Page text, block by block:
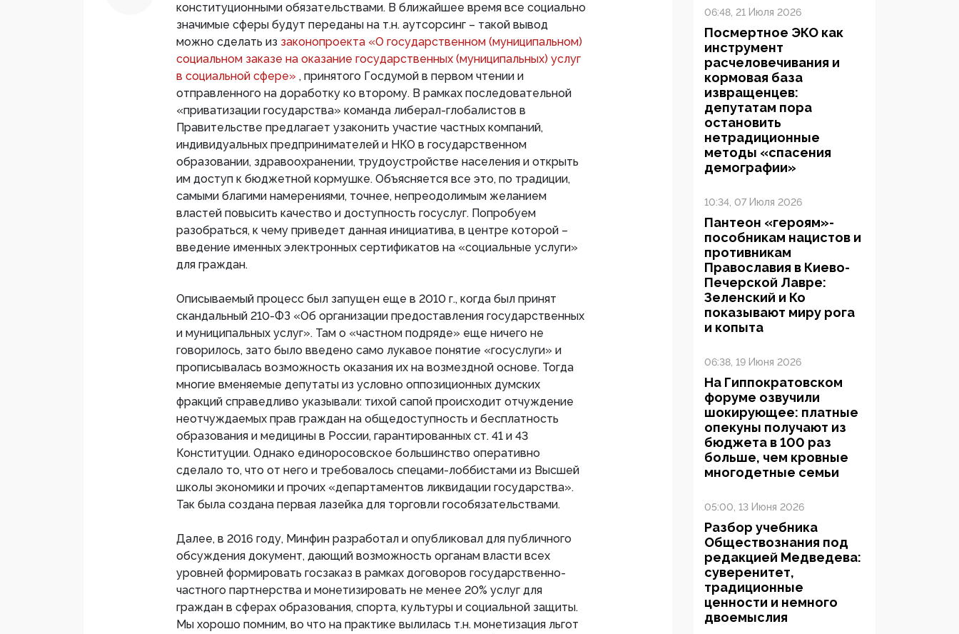
конституционными обязательствами. В ближайшее время все социально
значимые сферы будут переданы на т.н. аутсорсинг – такой вывод
можно сделать из законопроекта «О государственном (муниципальном)
социальном заказе на оказание государственных (муниципальных) услуг
в социальной сфере» , принятого Госдумой в первом чтении и
отправленного на доработку ко второму. В рамках последовательной
«приватизации государства» команда либерал-глобалистов в
Правительстве предлагает узаконить участие частных компаний,
индивидуальных предпринимателей и НКО в государственном
образовании, здравоохранении, трудоустройстве населения и открыть
им доступ к бюджетной кормушке. Объясняется все это, по традиции,
самыми благими намерениями, точнее, непреодолимым желанием
властей повысить качество и доступность госуслуг. Попробуем
разобраться, к чему приведет данная инициатива, в центре которой –
введение именных электронных сертификатов на «социальные услуги»
для граждан.
Описываемый процесс был запущен еще в 2010 г., когда был принят
скандальный 210-ФЗ «Об организации предоставления государственных
и муниципальных услуг». Там о «частном подряде» еще ничего не
говорилось, зато было введено само лукавое понятие «госуслуги» и
прописывалась возможность оказания их на возмездной основе. Тогда
многие вменяемые депутаты из условно оппозиционных думских
фракций справедливо указывали: тихой сапой происходит отчуждение
неотчуждаемых прав граждан на общедоступность и бесплатность
образования и медицины в России, гарантированных ст. 41 и 43
Конституции. Однако единоросовское большинство оперативно
сделало то, что от него и требовалось спецами-лоббистами из Высшей
школы экономики и прочих «департаментов ликвидации государства».
Так была создана первая лазейка для торговли гособязательствами.
Далее, в 2016 году, Минфин разработал и опубликовал для публичного
обсуждения документ, дающий возможность органам власти всех
уровней формировать госзаказ в рамках договоров государственно-
частного партнерства и монетизировать не менее 20% услуг для
граждан в сферах образования, спорта, культуры и социальной защиты.
Мы хорошо помним, во что на практике вылилась т.н. монетизация льгот
06:48, 21 Июля 2026
Посмертное ЭКО как
инструмент
расчеловечивания и
кормовая база
извращенцев:
депутатам пора
остановить
нетрадиционные
методы «спасения
демографии»
10:34, 07 Июля 2026
Пантеон «героям»-
пособникам нацистов и
противникам
Православия в Киево-
Печерской Лавре:
Зеленский и Ко
показывают миру рога
и копыта
06:38, 19 Июня 2026
На Гиппократовском
форуме озвучили
шокирующее: платные
опекуны получают из
бюджета в 100 раз
больше, чем кровные
многодетные семьи
05:00, 13 Июня 2026
Разбор учебника
Обществознания под
редакцией Медведева:
суверенитет,
традиционные
ценности и немного
двоемыслия